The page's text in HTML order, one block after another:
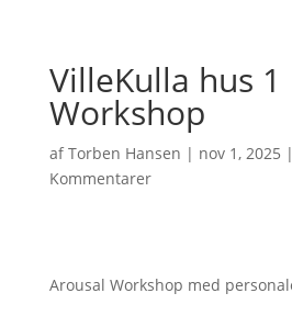
VilleKulla hus 1
Workshop
afTorben Hansen | nov 1, 2025 |
Kommentarer
Arousal Workshop med